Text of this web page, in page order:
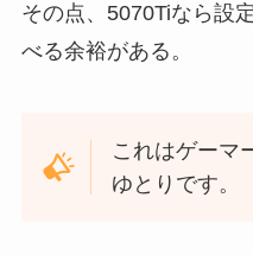
その点、5070Tiなら設
べる余裕がある。
これはゲーマ
ゆとりです。